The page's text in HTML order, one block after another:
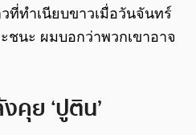
ที่ทำเนียบขาวเมื่อวันจันทร์
ชนะ ผมบอกว่าพวกเขาอาจ
คุย ‘ปูติน’